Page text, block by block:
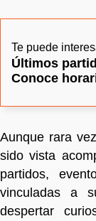
Te puede
Últimos
Conoce
Aunque rara
sido vista
partidos,
vinculadas a
despertar